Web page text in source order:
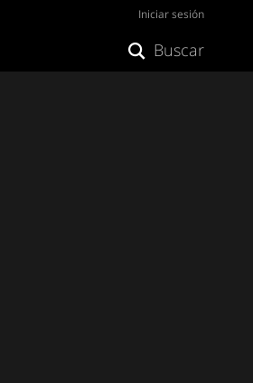
Iniciar sesión
Buscar